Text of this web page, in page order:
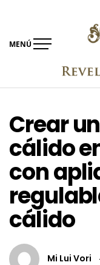
contenido
MENÚ
Crear
cálido
con
cálido
Mi Lui Vori